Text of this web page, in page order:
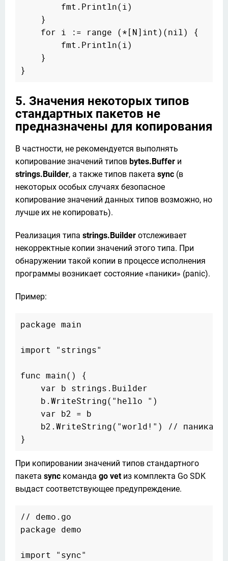
        fmt.Println(i)
    }
    for i := range (*[N]int)(nil) {
        fmt.Println(i)
    }
5. Значения некоторых типов
стандартных пакетов не
предназначены для копирования
В частности, не рекомендуется выполнять
копирование значений типов bytes.Buffer
strings.Builder, а также типов пакета sync (в
некоторых особых случаях безопасное
копирование значений данных типов возможно, но
лучше их не копировать).
Реализация типа strings.Builder отслеживает
некорректные копии значений этого типа. При
обнаружении такой копии в процессе исполнения
программы возникает состояние «паники» (panic).
Пример:
package main
import "strings"
func main() {
    var b strings.Builder
    b.WriteString("hello ")
    var b2 = b
    b2.WriteString("world!") // паника
При копировании значений типов стандартного
пакета sync команда go vet из комплекта Go SDK
выдаст соответствующее предупреждение.
// demo.go
package demo
import "sync"